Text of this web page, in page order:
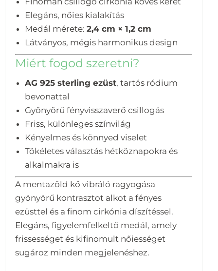
Elegáns, nőies kialakítás
Medál mérete: 2,4 cm × 1,2 cm
Látványos, mégis harmonikus design
Miért fogod szeretni?
AG 925 sterling ezüst, tartós ródium
bevonattal
Gyönyörű fényvisszaverő csillogás
Friss, különleges színvilág
Kényelmes és könnyed viselet
Tökéletes választás hétköznapokra és
alkalmakra is
A mentazöld kő vibráló ragyogása
gyönyörű kontrasztot alkot a fényes
ezüsttel és a finom cirkónia díszítéssel.
Elegáns, figyelemfelkeltő medál, amely
frissességet és kifinomult nőiességet
sugároz minden megjelenéshez.